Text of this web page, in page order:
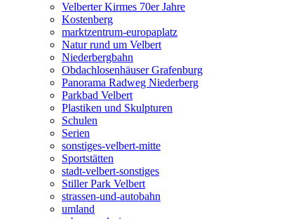
Velberter Kirmes 70er Jahre
Kostenberg
marktzentrum-europaplatz
Natur rund um Velbert
Niederbergbahn
Obdachlosenhäuser Grafenburg
Panorama Radweg Niederberg
Parkbad Velbert
Plastiken und Skulpturen
Schulen
Serien
sonstiges-velbert-mitte
Sportstätten
stadt-velbert-sonstiges
Stiller Park Velbert
strassen-und-autobahn
umland